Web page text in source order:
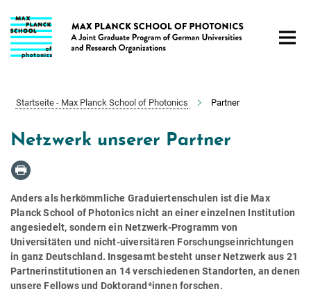
Startseite - Max Planck School of Photonics Partner
Netzwerk unserer Partner
Anders als herkömmliche Graduiertenschulen ist die Max
Planck School of Photonics nicht an einer einzelnen Institution
angesiedelt, sondern ein Netzwerk-Programm von
Universitäten und nicht-uiversitären Forschungseinrichtungen
in ganz Deutschland. Insgesamt besteht unser Netzwerk aus 21
Partnerinstitutionen an 14 verschiedenen Standorten, an denen
unsere Fellows und Doktorand*innen forschen.